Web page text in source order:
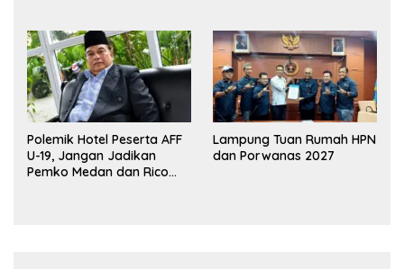
Polemik Hotel Peserta AFF
U-19, Jangan Jadikan
Pemko Medan dan Rico
Lampung Tuan Rumah HPN
dan Porwanas 2027